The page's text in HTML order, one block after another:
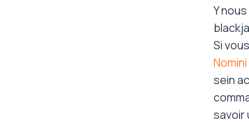
Y
Si
sein
savoir